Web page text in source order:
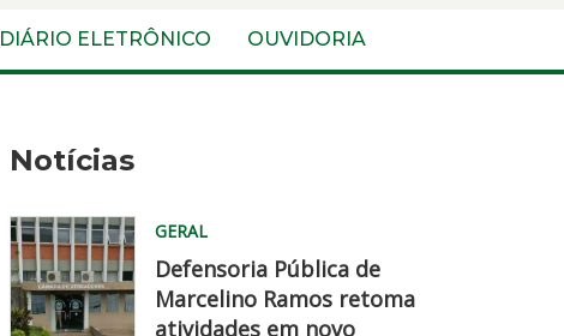
DIÁRIO ELETRÔNICO OUVIDORIA
Notícias
GERAL
Defensoria Pública de
Marcelino Ramos retoma
atividades em novo